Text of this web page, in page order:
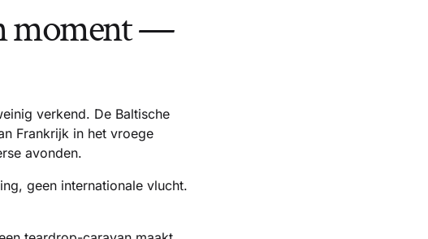
moment —
verkend. De Baltische
Frankrijk in het vroege
avonden.
geen internationale vlucht.